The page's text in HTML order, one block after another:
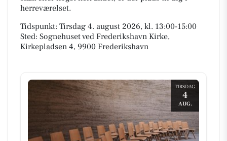
herreværelset.
Tidspunkt: Tirsdag 4. august 2026, kl. 13:00-15:00
Sted: Sognehuset ved Frederikshavn Kirke,
Kirkepladsen 4, 9900 Frederikshavn
TIRSDAG
4
AUG.